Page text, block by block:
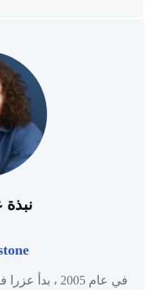
في عام 2005 ،